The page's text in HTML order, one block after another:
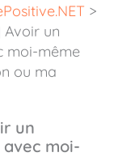
>
Avoir un
moi-même
ou ma
un
moi-